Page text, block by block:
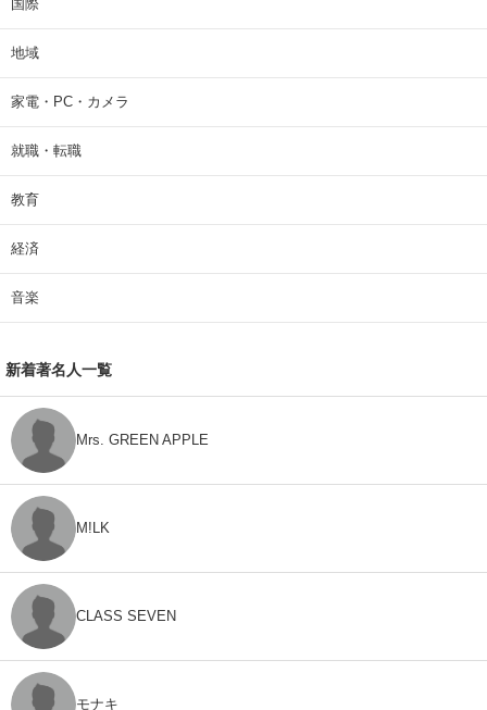
国際
地域
家電・PC・カメラ
就職・転職
教育
経済
音楽
新着著名人一覧
Mrs. GREEN APPLE
M!LK
CLASS SEVEN
モナキ